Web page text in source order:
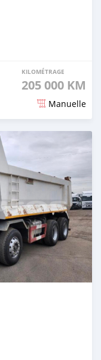
KILOMÉTRAGE
205 000 KM
Manuelle